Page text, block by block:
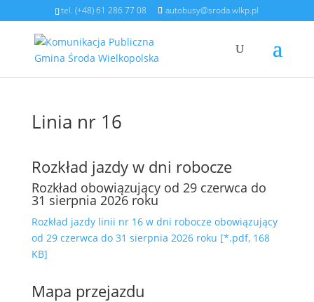
tel. (+48) 61 286 77 08 autobusy@sroda.wlkp.pl
Linia nr 16
Rozkład jazdy w dni robocze
Rozkład obowiązujący od 29 czerwca do
31 sierpnia 2026 roku
Rozkład jazdy linii nr 16 w dni robocze obowiązujący
od 29 czerwca do 31 sierpnia 2026 roku [*.pdf, 168
KB]
Mapa przejazdu